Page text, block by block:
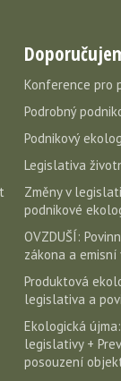
Konference pro
Podrobný
Podnikový
Legislativa
Změny v
podnikové
OVZDUŠÍ:
zákona a emisní
Produktová
legislativa a
Ekologická
legislativy +
posouzení